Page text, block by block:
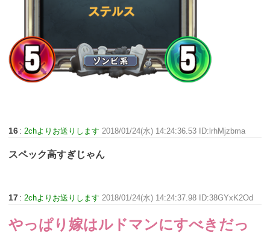
16 : 2chよりお送りします 2018/01/24(水) 14:24:36.53 ID:lrhMjzbma
スペック高すぎじゃん
17 : 2chよりお送りします 2018/01/24(水) 14:24:37.98 ID:38GYxK2Od
やっぱり嫁はルドマンにすべきだっ